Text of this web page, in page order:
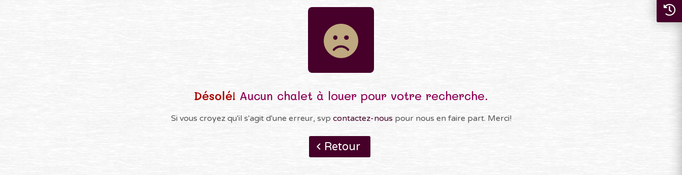
Désolé! Aucun chalet à louer pour votre recherche.
Si vous croyez qu'il s'agit d'une erreur, svp contactez-nouspour nous en faire part. Merci!
Retour